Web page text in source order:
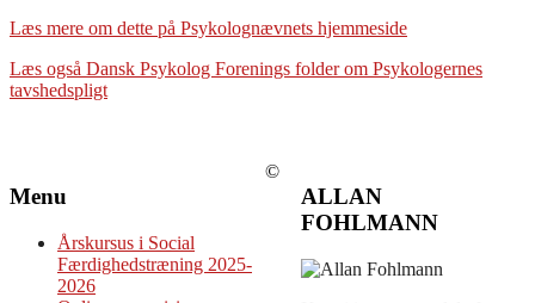
Læs mere om dette på Psykolognævnets hjemmeside
Læs også Dansk Psykolog Forenings folder om Psykologernes
tavshedspligt
Menu
Årskursus i Social
Færdighedstræning 2025-
2026
ALLAN
FOHLMANN
©